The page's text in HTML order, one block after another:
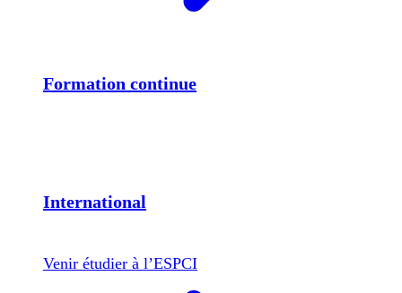
Formation continue
International
Venir étudier à l’ESPCI